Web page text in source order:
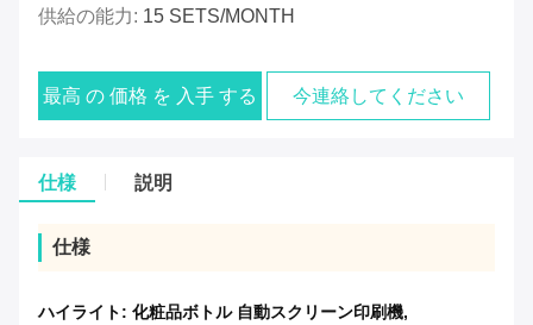
供給の能力: 15 SETS/MONTH
最高 の 価格 を 入手 する 今連絡してください
仕様 説明
仕様
ハイライト: 化粧品ボトル 自動スクリーン印刷機,